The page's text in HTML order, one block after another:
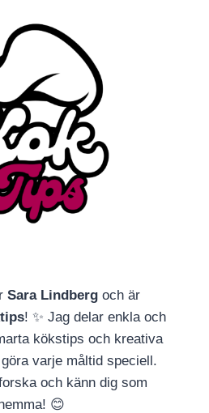
Sara Lindbergoch är
! ✨ Jag delar enkla och
kökstips och kreativa
varje måltid speciell.
och känn dig som
😊